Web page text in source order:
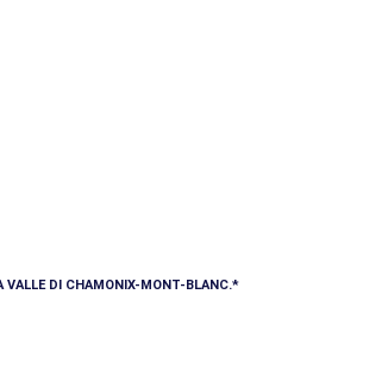
VALLE DI CHAMONIX-MONT-BLANC.